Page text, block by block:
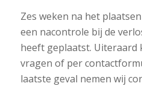
Zes weken na het
een nacontrole bij de
heeft geplaatst. Uiteraard
vragen of per
laatste geval nemen wij